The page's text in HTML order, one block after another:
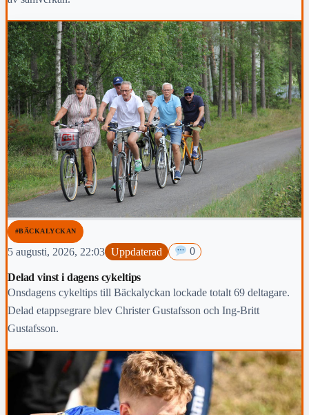
#BÄCKALYCKAN
5 augusti, 2026, 22:03 Uppdaterad 0
Delad vinst i dagens cykeltips
Onsdagens cykeltips till Bäckalyckan lockade totalt 69 deltagare.
Delad etappsegrare blev Christer Gustafsson och Ing-Britt
Gustafsson.